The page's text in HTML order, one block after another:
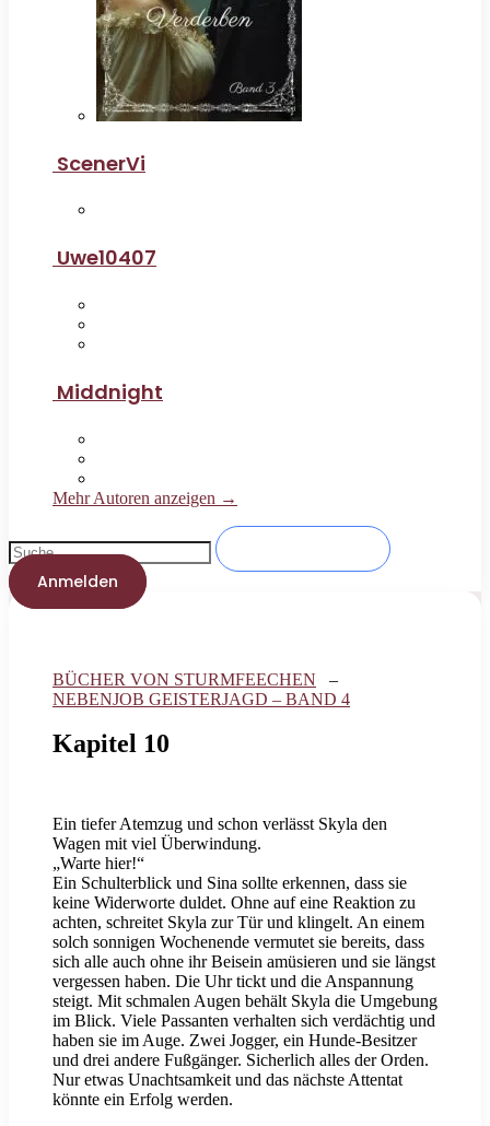
ScenerVi
Uwe10407
Middnight
Mehr Autoren anzeigen →
Anmelden
BÜCHER VON STURMFEECHEN –
NEBENJOB GEISTERJAGD – BAND 4
Kapitel 10
Ein tiefer Atemzug und schon verlässt Skyla den
Wagen mit viel Überwindung.
„Warte hier!“
Ein Schulterblick und Sina sollte erkennen, dass sie
keine Widerworte duldet. Ohne auf eine Reaktion zu
achten, schreitet Skyla zur Tür und klingelt. An einem
solch sonnigen Wochenende vermutet sie bereits, dass
sich alle auch ohne ihr Beisein amüsieren und sie längst
vergessen haben. Die Uhr tickt und die Anspannung
steigt. Mit schmalen Augen behält Skyla die Umgebung
im Blick. Viele Passanten verhalten sich verdächtig und
haben sie im Auge. Zwei Jogger, ein Hunde-Besitzer
und drei andere Fußgänger. Sicherlich alles der Orden.
Nur etwas Unachtsamkeit und das nächste Attentat
könnte ein Erfolg werden.